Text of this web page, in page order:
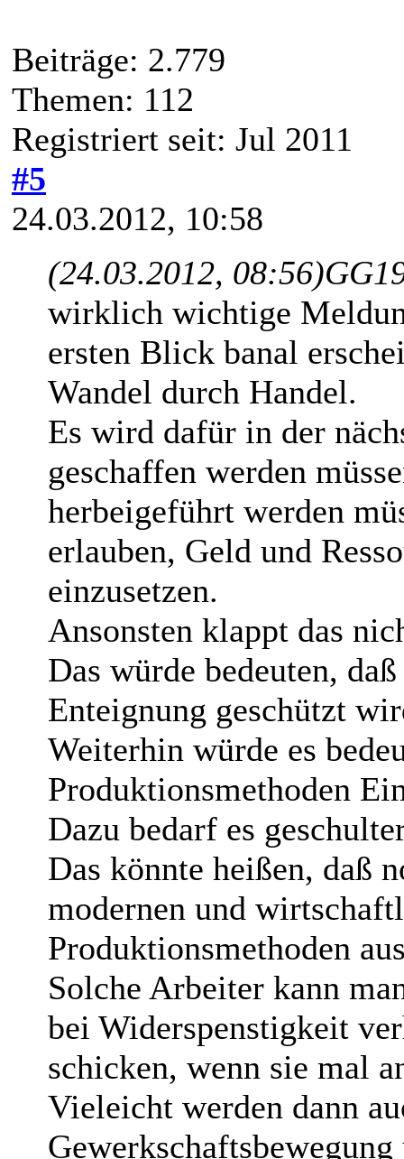
Beiträge: 2.779
Themen: 112
Registriert seit: Jul 2011
#5
24.03.2012, 10:58
(24.03.2012, 08:56)
wirklich wichtige
ersten Blick banal
Wandel durch Handel.
Es wird dafür in der
geschaffen werden
herbeigeführt werden
erlauben, Geld und
einzusetzen.
Ansonsten klappt das
Das würde bedeuten,
Enteignung geschützt
Weiterhin würde es
Produktionsmethoden
Dazu bedarf es
Das könnte heißen, daß
modernen und
Produktionsmethoden
Solche Arbeiter kann
bei Widerspenstigkeit
schicken, wenn sie mal
Vieleicht werden dann